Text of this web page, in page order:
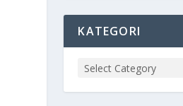
KATEGORI